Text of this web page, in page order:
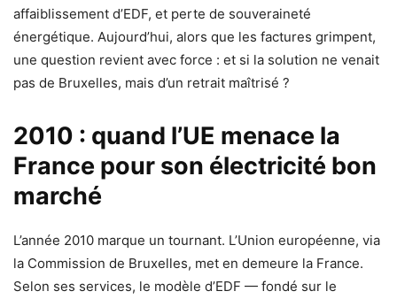
affaiblissement d’EDF, et perte de souveraineté
énergétique. Aujourd’hui, alors que les factures grimpent,
une question revient avec force : et si la solution ne venait
pas de Bruxelles, mais d’un retrait maîtrisé ?
2010 : quand l’UE menace la
France pour son électricité bon
marché
L’année 2010 marque un tournant. L’Union européenne, via
la Commission de Bruxelles, met en demeure la France.
Selon ses services, le modèle d’EDF — fondé sur le